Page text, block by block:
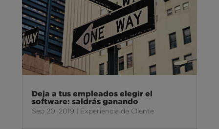
Deja a tus empleados elegir el
software: saldrás ganando
Sep 20, 2019 Experiencia de Cliente